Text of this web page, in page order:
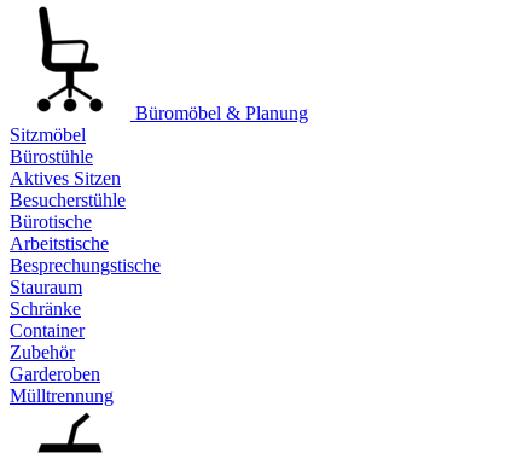
Büromöbel & Planung
Sitzmöbel
Bürostühle
Aktives Sitzen
Besucherstühle
Bürotische
Arbeitstische
Besprechungstische
Stauraum
Schränke
Container
Zubehör
Garderoben
Mülltrennung